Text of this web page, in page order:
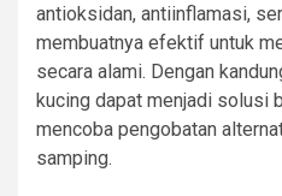
antioksidan, antiinflamasi,
membuatnya efektif untuk
secara alami. Dengan
kucing dapat menjadi solusi
mencoba pengobatan
samping.